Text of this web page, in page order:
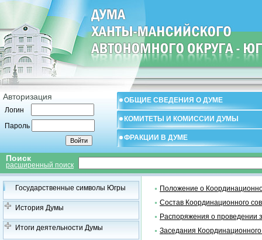
Авторизация
Логин
Пароль
ОБЩИЕ СВЕДЕНИЯ О ДУМЕ
КОМИТЕТЫ И КОМИССИИ ДУМЫ
ФРАКЦИИ В ДУМЕ
Поиск
расширенный поиск
Государственные символы Югры
История Думы
Итоги деятельности Думы
Положение о
Состав Координационного
Распоряжения о проведении
Заседания